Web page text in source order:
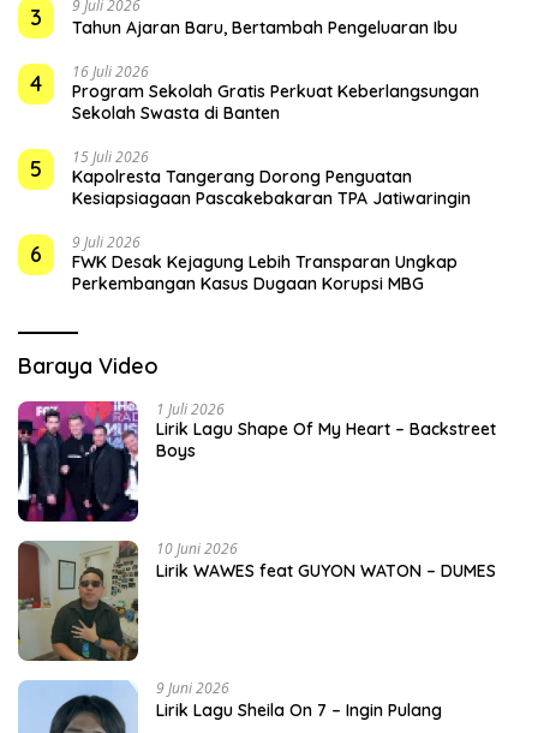
3 9 Juli 2026
Tahun Ajaran Baru, Bertambah Pengeluaran Ibu
4 16 Juli 2026
Program Sekolah Gratis Perkuat Keberlangsungan
Sekolah Swasta di Banten
5 15 Juli 2026
Kapolresta Tangerang Dorong Penguatan
Kesiapsiagaan Pascakebakaran TPA Jatiwaringin
6 9 Juli 2026
FWK Desak Kejagung Lebih Transparan Ungkap
Perkembangan Kasus Dugaan Korupsi MBG
Baraya Video
1 Juli 2026
Lirik Lagu Shape Of My Heart – Backstreet
Boys
10 Juni 2026
Lirik WAWES feat GUYON WATON – DUMES
9 Juni 2026
Lirik Lagu Sheila On 7 – Ingin Pulang